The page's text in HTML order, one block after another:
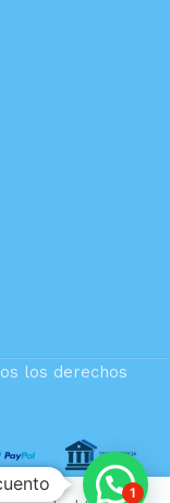
los derechos
1